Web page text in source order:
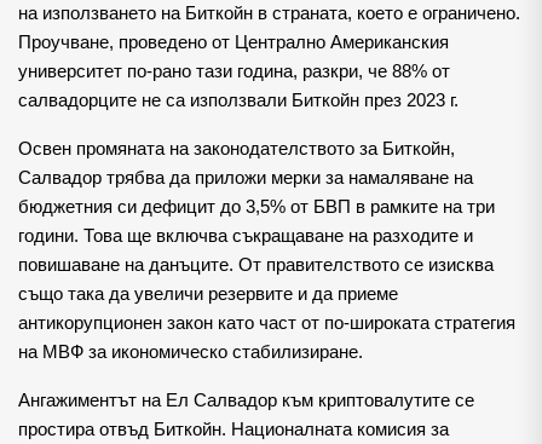
на използването на Биткойн в страната, което е ограничено.
Проучване, проведено от Централно Американския
университет по-рано тази година, разкри, че 88% от
салвадорците не са използвали Биткойн през 2023 г.
Освен промяната на законодателството за Биткойн,
Салвадор трябва да приложи мерки за намаляване на
бюджетния си дефицит до 3,5% от БВП в рамките на три
години. Това ще включва съкращаване на разходите и
повишаване на данъците. От правителството се изисква
също така да увеличи резервите и да приеме
антикорупционен закон като част от по-широката стратегия
на МВФ за икономическо стабилизиране.
Ангажиментът на Ел Салвадор към криптовалутите се
простира отвъд Биткойн. Националната комисия за